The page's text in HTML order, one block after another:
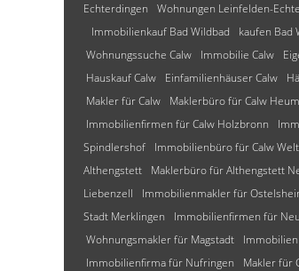
Echterdingen
Wohnungen Leinfelden-
Immobilienkauf Bad Wildbad
kaufen Bad
Wohnungssuche Calw
Immobilie Calw
Hauskauf Calw
Einfamilienhäuser Calw
Makler für Calw
Maklerbüro für Calw
Immobilienfirmen für Calw Holzbronn
Spindlershof
Immobilienbüro für Calw
Althengstett
Maklerbüro für Althengstett
Liebenzell
Immobilienmakler für
Stadt Merklingen
Immobilienfirmen für
Wohnungsmakler für Magstadt
Immobilienfirma für Nufringen
Makler für